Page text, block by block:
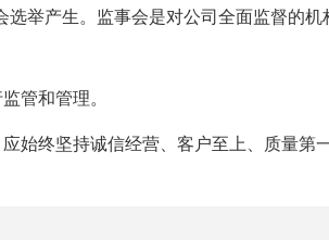
举产生。监事会是对公司全面监督的机
管和管理。
始终坚持诚信经营、客户至上、质量第